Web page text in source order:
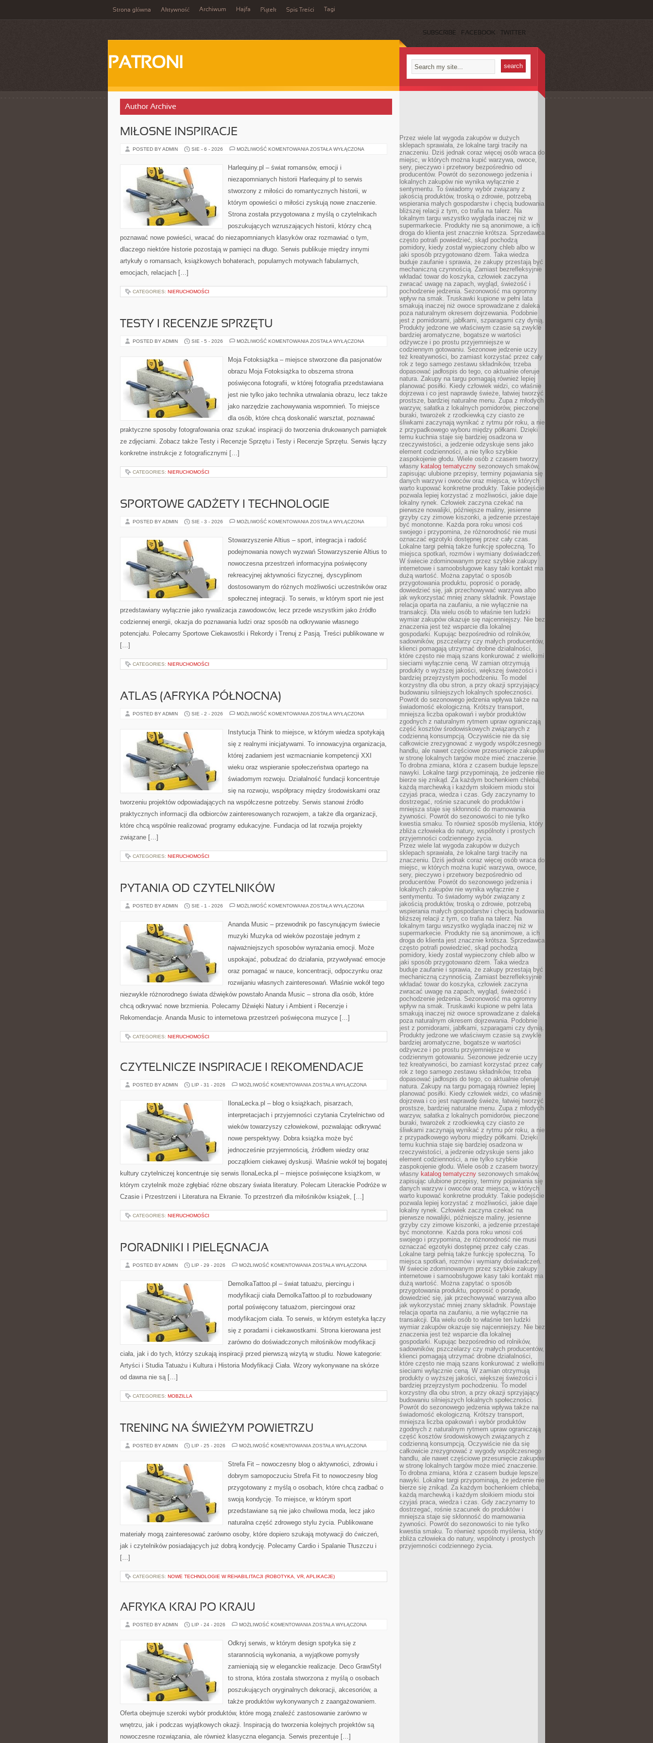
Strona główna Aktywność Archiwum Hajfa Piątek Spis Treści Tagi
SUBSCRIBE FACEBOOK TWITTER
PATRONI
Author Archive
MIŁOSNE INSPIRACJE
POSTED BY ADMIN SIE - 6 - 2026 MOŻLIWOŚĆ KOMENTOWANIA MIŁOSNE
ZOSTAŁA WYŁĄCZONA
Harlequiny.pl – świat romansów, emocji i
niezapomnianych historii Harlequiny.pl to serwis
stworzony z miłości do romantycznych historii, w
którym opowieści o miłości zyskują nowe znaczenie.
Strona została przygotowana z myślą o czytelnikach
poszukujących wzruszających historii, którzy chcą
poznawać nowe powieści, wracać do niezapomnianych klasyków oraz rozmawiać o tym,
dlaczego niektóre historie pozostają w pamięci na długo. Serwis publikuje między innymi
artykuły o romansach, książkowych bohaterach, popularnych motywach fabularnych,
emocjach, relacjach […]
CATEGORIES: NIERUCHOMOŚCI
TESTY I RECENZJE SPRZĘTU
POSTED BY ADMIN SIE - 5 - 2026 MOŻLIWOŚĆ KOMENTOWANIA TESTY
SPRZĘTU
ZOSTAŁA WYŁĄCZONA
Moja Fotoksiążka – miejsce stworzone dla pasjonatów
obrazu Moja Fotoksiążka to obszerna strona
poświęcona fotografii, w której fotografia przedstawiana
jest nie tylko jako technika utrwalania obrazu, lecz także
jako narzędzie zachowywania wspomnień. To miejsce
dla osób, które chcą doskonalić warsztat, poznawać
praktyczne sposoby fotografowania oraz szukać inspiracji do tworzenia drukowanych pamiątek
ze zdjęciami. Zobacz także Testy i Recenzje Sprzętu i Testy i Recenzje Sprzętu. Serwis łączy
konkretne instrukcje z fotograficznymi […]
CATEGORIES: NIERUCHOMOŚCI
SPORTOWE GADŻETY I TECHNOLOGIE
POSTED BY ADMIN SIE - 3 - 2026 MOŻLIWOŚĆ KOMENTOWANIA SPORTOWE
TECHNOLOGIE
ZOSTAŁA WYŁĄCZONA
Stowarzyszenie Altius – sport, integracja i radość
podejmowania nowych wyzwań Stowarzyszenie Altius to
nowoczesna przestrzeń informacyjna poświęcony
rekreacyjnej aktywności fizycznej, dyscyplinom
dostosowanym do różnych możliwości uczestników oraz
społecznej integracji. To serwis, w którym sport nie jest
przedstawiany wyłącznie jako rywalizacja zawodowców, lecz przede wszystkim jako źródło
codziennej energii, okazja do poznawania ludzi oraz sposób na odkrywanie własnego
potencjału. Polecamy Sportowe Ciekawostki i Rekordy i Trenuj z Pasją. Treści publikowane w
[…]
CATEGORIES: NIERUCHOMOŚCI
ATLAS (AFRYKA PÓŁNOCNA)
POSTED BY ADMIN SIE - 2 - 2026 MOŻLIWOŚĆ KOMENTOWANIA ATLAS
ZOSTAŁA WYŁĄCZONA
Instytucja Think to miejsce, w którym wiedza spotykają
się z realnymi inicjatywami. To innowacyjna organizacja,
której zadaniem jest wzmacnianie kompetencji XXI
wieku oraz wspieranie społeczeństwa opartego na
świadomym rozwoju. Działalność fundacji koncentruje
się na rozwoju, współpracy między środowiskami oraz
tworzeniu projektów odpowiadających na współczesne potrzeby. Serwis stanowi źródło
praktycznych informacji dla odbiorców zainteresowanych rozwojem, a także dla organizacji,
które chcą wspólnie realizować programy edukacyjne. Fundacja od lat rozwija projekty
związane […]
CATEGORIES: NIERUCHOMOŚCI
PYTANIA OD CZYTELNIKÓW
POSTED BY ADMIN SIE - 1 - 2026 MOŻLIWOŚĆ KOMENTOWANIA PYTANIA
ZOSTAŁA WYŁĄCZONA
Ananda Music – przewodnik po fascynującym świecie
muzyki Muzyka od wieków pozostaje jednym z
najważniejszych sposobów wyrażania emocji. Może
uspokajać, pobudzać do działania, przywoływać emocje
oraz pomagać w nauce, koncentracji, odpoczynku oraz
rozwijaniu własnych zainteresowań. Właśnie wokół tego
niezwykle różnorodnego świata dźwięków powstało Ananda Music – strona dla osób, które
chcą odkrywać nowe brzmienia. Polecamy Dźwięki Natury i Ambient i Recenzje i
Rekomendacje. Ananda Music to internetowa przestrzeń poświęcona muzyce […]
CATEGORIES: NIERUCHOMOŚCI
CZYTELNICZE INSPIRACJE I REKOMENDACJE
POSTED BY ADMIN LIP - 31 - 2026 MOŻLIWOŚĆ KOMENTOWANIA CZYTELNICZE
REKOMENDACJE
ZOSTAŁA WYŁĄCZONA
IlonaLecka.pl – blog o książkach, pisarzach,
interpretacjach i przyjemności czytania Czytelnictwo od
wieków towarzyszy człowiekowi, pozwalając odkrywać
nowe perspektywy. Dobra książka może być
jednocześnie przyjemnością, źródłem wiedzy oraz
początkiem ciekawej dyskusji. Właśnie wokół tej bogatej
kultury czytelniczej koncentruje się serwis IlonaLecka.pl – miejsce poświęcone książkom, w
którym czytelnik może zgłębiać różne obszary świata literatury. Polecam Literackie Podróże w
Czasie i Przestrzeni i Literatura na Ekranie. To przestrzeń dla miłośników książek, […]
CATEGORIES: NIERUCHOMOŚCI
PORADNIKI I PIELĘGNACJA
POSTED BY ADMIN LIP - 29 - 2026 MOŻLIWOŚĆ KOMENTOWANIA PORADNIKI
ZOSTAŁA WYŁĄCZONA
DemolkaTattoo.pl – świat tatuażu, piercingu i
modyfikacji ciała DemolkaTattoo.pl to rozbudowany
portal poświęcony tatuażom, piercingowi oraz
modyfikacjom ciała. To serwis, w którym estetyka łączy
się z poradami i ciekawostkami. Strona kierowana jest
zarówno do doświadczonych miłośników modyfikacji
ciała, jak i do tych, którzy szukają inspiracji przed pierwszą wizytą w studiu. Nowe kategorie:
Artyści i Studia Tatuażu i Kultura i Historia Modyfikacji Ciała. Wzory wykonywane na skórze
od dawna nie są […]
CATEGORIES: MOBZILLA
TRENING NA ŚWIEŻYM POWIETRZU
POSTED BY ADMIN LIP - 25 - 2026 MOŻLIWOŚĆ KOMENTOWANIA TRENING
POWIETRZU
ZOSTAŁA WYŁĄCZONA
Strefa Fit – nowoczesny blog o aktywności, zdrowiu i
dobrym samopoczuciu Strefa Fit to nowoczesny blog
przygotowany z myślą o osobach, które chcą zadbać o
swoją kondycję. To miejsce, w którym sport
przedstawiane są nie jako chwilowa moda, lecz jako
naturalna część zdrowego stylu życia. Publikowane
materiały mogą zainteresować zarówno osoby, które dopiero szukają motywacji do ćwiczeń,
jak i czytelników posiadających już dobrą kondycję. Polecamy Cardio i Spalanie Tłuszczu i
[…]
CATEGORIES: NOWE TECHNOLOGIE W REHABILITACJI (ROBOTYKA, VR, APLIKACJE)
AFRYKA KRAJ PO KRAJU
POSTED BY ADMIN LIP - 24 - 2026 MOŻLIWOŚĆ KOMENTOWANIA AFRYKA
ZOSTAŁA WYŁĄCZONA
Odkryj serwis, w którym design spotyka się z
starannością wykonania, a wyjątkowe pomysły
zamieniają się w eleganckie realizacje. Deco GrawStyl
to strona, która została stworzona z myślą o osobach
poszukujących oryginalnych dekoracji, akcesoriów, a
także produktów wykonywanych z zaangażowaniem.
Oferta obejmuje szeroki wybór produktów, które mogą znaleźć zastosowanie zarówno w
wnętrzu, jak i podczas wyjątkowych okazji. Inspiracją do tworzenia kolejnych projektów są
nowoczesne rozwiązania, ale również klasyczna elegancja. Serwis prezentuje […]
Przez wiele lat wygoda zakupów w dużych
sklepach sprawiała, że lokalne targi traciły na
znaczeniu. Dziś jednak coraz więcej osób wraca do
miejsc, w których można kupić warzywa, owoce,
sery, pieczywo i przetwory bezpośrednio od
producentów. Powrót do sezonowego jedzenia i
lokalnych zakupów nie wynika wyłącznie z
sentymentu. To świadomy wybór związany z
jakością produktów, troską o zdrowie, potrzebą
wspierania małych gospodarstw i chęcią budowania
bliższej relacji z tym, co trafia na talerz. Na
lokalnym targu wszystko wygląda inaczej niż w
supermarkecie. Produkty nie są anonimowe, a ich
droga do klienta jest znacznie krótsza. Sprzedawca
często potrafi powiedzieć, skąd pochodzą
pomidory, kiedy został wypieczony chleb albo w
jaki sposób przygotowano dżem. Taka wiedza
buduje zaufanie i sprawia, że zakupy przestają być
mechaniczną czynnością. Zamiast bezrefleksyjnie
wkładać towar do koszyka, człowiek zaczyna
zwracać uwagę na zapach, wygląd, świeżość i
pochodzenie jedzenia. Sezonowość ma ogromny
wpływ na smak. Truskawki kupione w pełni lata
smakują inaczej niż owoce sprowadzane z daleka
poza naturalnym okresem dojrzewania. Podobnie
jest z pomidorami, jabłkami, szparagami czy dynią.
Produkty jedzone we właściwym czasie są zwykle
bardziej aromatyczne, bogatsze w wartości
odżywcze i po prostu przyjemniejsze w
codziennym gotowaniu. Sezonowe jedzenie uczy
też kreatywności, bo zamiast korzystać przez cały
rok z tego samego zestawu składników, trzeba
dopasować jadłospis do tego, co aktualnie oferuje
natura. Zakupy na targu pomagają również lepiej
planować posiłki. Kiedy człowiek widzi, co właśnie
dojrzewa i co jest naprawdę świeże, łatwiej tworzyć
prostsze, bardziej naturalne menu. Zupa z młodych
warzyw, sałatka z lokalnych pomidorów, pieczone
buraki, twarożek z rzodkiewką czy ciasto ze
śliwkami zaczynają wynikać z rytmu pór roku, a nie
z przypadkowego wyboru między półkami. Dzięki
temu kuchnia staje się bardziej osadzona w
rzeczywistości, a jedzenie odzyskuje sens jako
element codzienności, a nie tylko szybkie
zaspokojenie głodu. Wiele osób z czasem tworzy
własny katalog tematyczny sezonowych smaków,
zapisując ulubione przepisy, terminy pojawiania się
danych warzyw i owoców oraz miejsca, w których
warto kupować konkretne produkty. Takie podejście
pozwala lepiej korzystać z możliwości, jakie daje
lokalny rynek. Człowiek zaczyna czekać na
pierwsze nowalijki, późniejsze maliny, jesienne
grzyby czy zimowe kiszonki, a jedzenie przestaje
być monotonne. Każda pora roku wnosi coś
swojego i przypomina, że różnorodność nie musi
oznaczać egzotyki dostępnej przez cały czas.
Lokalne targi pełnią także funkcję społeczną. To
miejsca spotkań, rozmów i wymiany doświadczeń.
W świecie zdominowanym przez szybkie zakupy
internetowe i samoobsługowe kasy taki kontakt ma
dużą wartość. Można zapytać o sposób
przygotowania produktu, poprosić o poradę,
dowiedzieć się, jak przechowywać warzywa albo
jak wykorzystać mniej znany składnik. Powstaje
relacja oparta na zaufaniu, a nie wyłącznie na
transakcji. Dla wielu osób to właśnie ten ludzki
wymiar zakupów okazuje się najcenniejszy. Nie bez
znaczenia jest też wsparcie dla lokalnej
gospodarki. Kupując bezpośrednio od rolników,
sadowników, pszczelarzy czy małych producentów,
klienci pomagają utrzymać drobne działalności,
które często nie mają szans konkurować z wielkimi
sieciami wyłącznie ceną. W zamian otrzymują
produkty o wyższej jakości, większej świeżości i
bardziej przejrzystym pochodzeniu. To model
korzystny dla obu stron, a przy okazji sprzyjający
budowaniu silniejszych lokalnych społeczności.
Powrót do sezonowego jedzenia wpływa także na
świadomość ekologiczną. Krótszy transport,
mniejsza liczba opakowań i wybór produktów
zgodnych z naturalnym rytmem upraw ograniczają
część kosztów środowiskowych związanych z
codzienną konsumpcją. Oczywiście nie da się
całkowicie zrezygnować z wygody współczesnego
handlu, ale nawet częściowe przesunięcie zakupów
w stronę lokalnych targów może mieć znaczenie.
To drobna zmiana, która z czasem buduje lepsze
nawyki. Lokalne targi przypominają, że jedzenie nie
bierze się znikąd. Za każdym bochenkiem chleba,
każdą marchewką i każdym słoikiem miodu stoi
czyjaś praca, wiedza i czas. Gdy zaczynamy to
dostrzegać, rośnie szacunek do produktów i
mniejsza staje się skłonność do marnowania
żywności. Powrót do sezonowości to nie tylko
kwestia smaku. To również sposób myślenia, który
zbliża człowieka do natury, wspólnoty i prostych
przyjemności codziennego życia.
Przez wiele lat wygoda zakupów w dużych
sklepach sprawiała, że lokalne targi traciły na
znaczeniu. Dziś jednak coraz więcej osób wraca do
miejsc, w których można kupić warzywa, owoce,
sery, pieczywo i przetwory bezpośrednio od
producentów. Powrót do sezonowego jedzenia i
lokalnych zakupów nie wynika wyłącznie z
sentymentu. To świadomy wybór związany z
jakością produktów, troską o zdrowie, potrzebą
wspierania małych gospodarstw i chęcią budowania
bliższej relacji z tym, co trafia na talerz. Na
lokalnym targu wszystko wygląda inaczej niż w
supermarkecie. Produkty nie są anonimowe, a ich
droga do klienta jest znacznie krótsza. Sprzedawca
często potrafi powiedzieć, skąd pochodzą
pomidory, kiedy został wypieczony chleb albo w
jaki sposób przygotowano dżem. Taka wiedza
buduje zaufanie i sprawia, że zakupy przestają być
mechaniczną czynnością. Zamiast bezrefleksyjnie
wkładać towar do koszyka, człowiek zaczyna
zwracać uwagę na zapach, wygląd, świeżość i
pochodzenie jedzenia. Sezonowość ma ogromny
wpływ na smak. Truskawki kupione w pełni lata
smakują inaczej niż owoce sprowadzane z daleka
poza naturalnym okresem dojrzewania. Podobnie
jest z pomidorami, jabłkami, szparagami czy dynią.
Produkty jedzone we właściwym czasie są zwykle
bardziej aromatyczne, bogatsze w wartości
odżywcze i po prostu przyjemniejsze w
codziennym gotowaniu. Sezonowe jedzenie uczy
też kreatywności, bo zamiast korzystać przez cały
rok z tego samego zestawu składników, trzeba
dopasować jadłospis do tego, co aktualnie oferuje
natura. Zakupy na targu pomagają również lepiej
planować posiłki. Kiedy człowiek widzi, co właśnie
dojrzewa i co jest naprawdę świeże, łatwiej tworzyć
prostsze, bardziej naturalne menu. Zupa z młodych
warzyw, sałatka z lokalnych pomidorów, pieczone
buraki, twarożek z rzodkiewką czy ciasto ze
śliwkami zaczynają wynikać z rytmu pór roku, a nie
z przypadkowego wyboru między półkami. Dzięki
temu kuchnia staje się bardziej osadzona w
rzeczywistości, a jedzenie odzyskuje sens jako
element codzienności, a nie tylko szybkie
zaspokojenie głodu. Wiele osób z czasem tworzy
własny katalog tematyczny sezonowych smaków,
zapisując ulubione przepisy, terminy pojawiania się
danych warzyw i owoców oraz miejsca, w których
warto kupować konkretne produkty. Takie podejście
pozwala lepiej korzystać z możliwości, jakie daje
lokalny rynek. Człowiek zaczyna czekać na
pierwsze nowalijki, późniejsze maliny, jesienne
grzyby czy zimowe kiszonki, a jedzenie przestaje
być monotonne. Każda pora roku wnosi coś
swojego i przypomina, że różnorodność nie musi
oznaczać egzotyki dostępnej przez cały czas.
Lokalne targi pełnią także funkcję społeczną. To
miejsca spotkań, rozmów i wymiany doświadczeń.
W świecie zdominowanym przez szybkie zakupy
internetowe i samoobsługowe kasy taki kontakt ma
dużą wartość. Można zapytać o sposób
przygotowania produktu, poprosić o poradę,
dowiedzieć się, jak przechowywać warzywa albo
jak wykorzystać mniej znany składnik. Powstaje
relacja oparta na zaufaniu, a nie wyłącznie na
transakcji. Dla wielu osób to właśnie ten ludzki
wymiar zakupów okazuje się najcenniejszy. Nie bez
znaczenia jest też wsparcie dla lokalnej
gospodarki. Kupując bezpośrednio od rolników,
sadowników, pszczelarzy czy małych producentów,
klienci pomagają utrzymać drobne działalności,
które często nie mają szans konkurować z wielkimi
sieciami wyłącznie ceną. W zamian otrzymują
produkty o wyższej jakości, większej świeżości i
bardziej przejrzystym pochodzeniu. To model
korzystny dla obu stron, a przy okazji sprzyjający
budowaniu silniejszych lokalnych społeczności.
Powrót do sezonowego jedzenia wpływa także na
świadomość ekologiczną. Krótszy transport,
mniejsza liczba opakowań i wybór produktów
zgodnych z naturalnym rytmem upraw ograniczają
część kosztów środowiskowych związanych z
codzienną konsumpcją. Oczywiście nie da się
całkowicie zrezygnować z wygody współczesnego
handlu, ale nawet częściowe przesunięcie zakupów
w stronę lokalnych targów może mieć znaczenie.
To drobna zmiana, która z czasem buduje lepsze
nawyki. Lokalne targi przypominają, że jedzenie nie
bierze się znikąd. Za każdym bochenkiem chleba,
każdą marchewką i każdym słoikiem miodu stoi
czyjaś praca, wiedza i czas. Gdy zaczynamy to
dostrzegać, rośnie szacunek do produktów i
mniejsza staje się skłonność do marnowania
żywności. Powrót do sezonowości to nie tylko
kwestia smaku. To również sposób myślenia, który
zbliża człowieka do natury, wspólnoty i prostych
przyjemności codziennego życia.